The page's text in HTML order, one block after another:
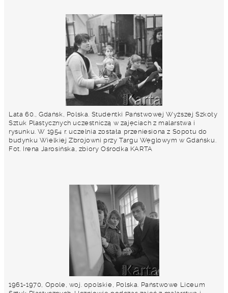
Lata 60., Gdańsk, Polska. Studentki Państwowej Wyższej Szkoły
Sztuk Plastycznych uczestniczą w zajęciach z malarstwa i
rysunku. W 1954 r. uczelnia została przeniesiona z Sopotu do
budynku Wielkiej Zbrojowni przy Targu Węglowym w Gdańsku.
Fot. Irena Jarosińska, zbiory Ośrodka KARTA
1961-1970, Opole, woj. opolskie, Polska. Państwowe Liceum